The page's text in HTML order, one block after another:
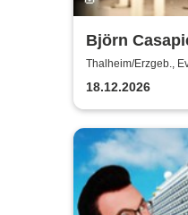
Björn
Love Songs
Thalheim/Erzgeb.,
Thalheim/Erzgeb.
18.12.2026